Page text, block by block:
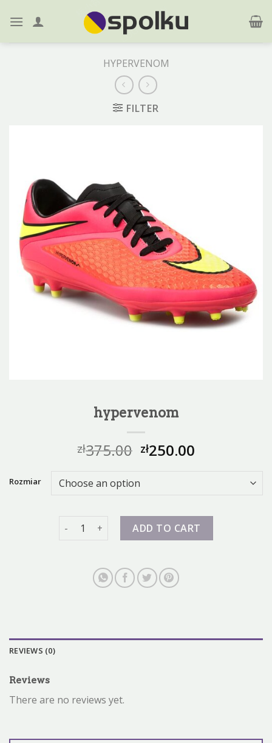
HYPERVENOM
FILTER
hypervenom
zł375.00 zł250.00
Rozmiar
hypervenom quantityADD TO CART
REVIEWS (0)
Reviews
There are no reviews yet.